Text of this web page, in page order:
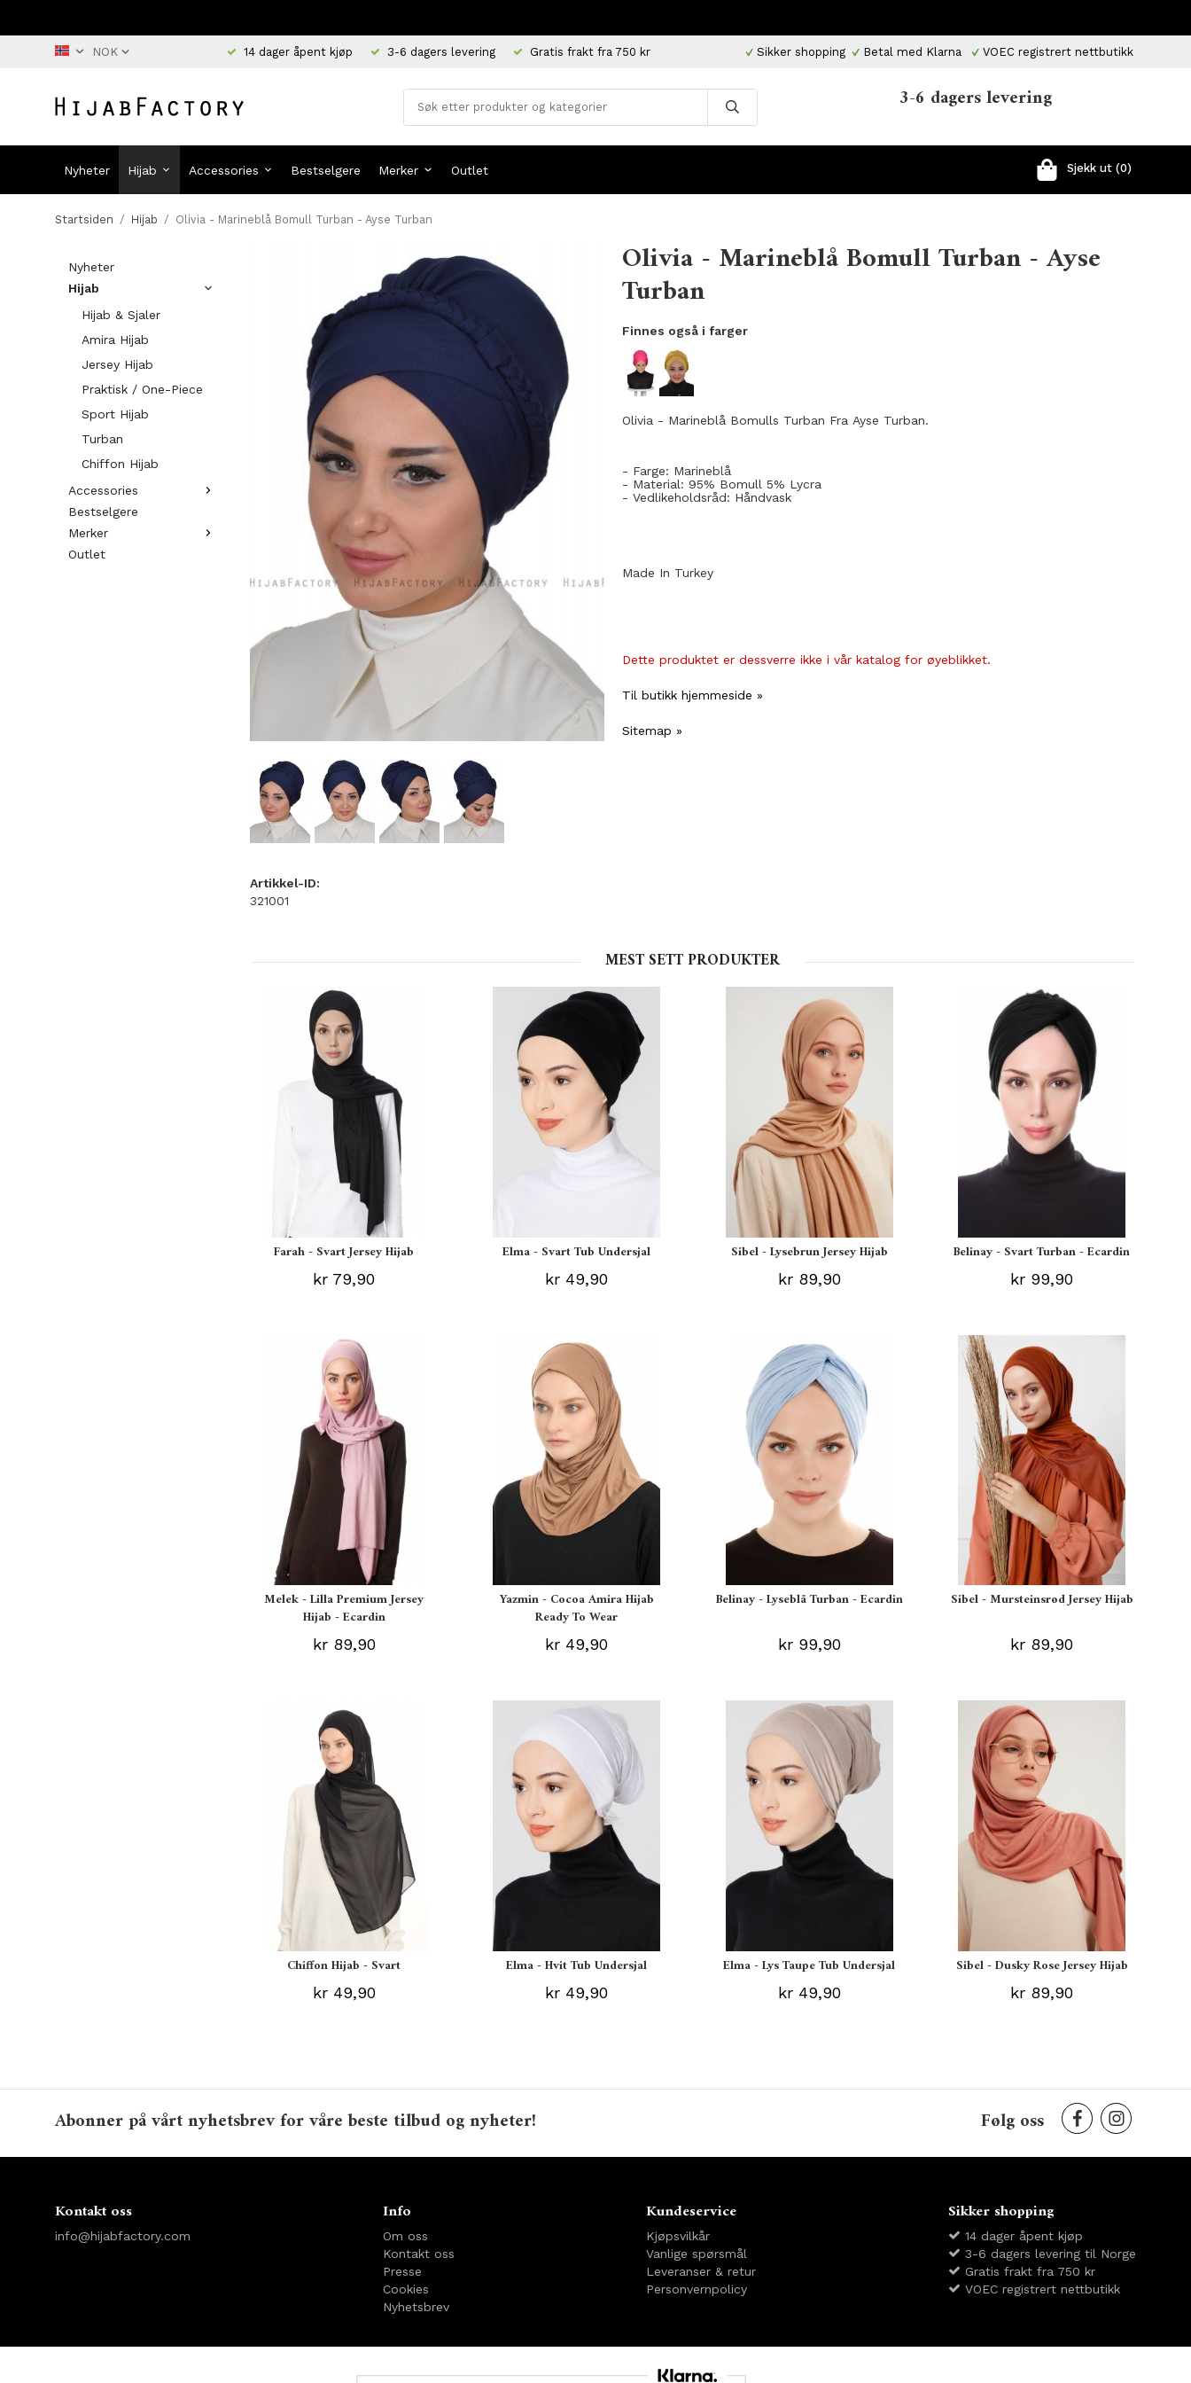
14 dager åpent kjøp 3-6 dagers levering Gratis frakt fra 750 kr Sikker shopping Betal med Klarna VOEC registrert nettbutikk
3-6 dagers levering
Nyheter Hijab Accessories Bestselgere Merker Outlet Sjekk ut (0)
Startsiden / Hijab / Olivia - Marineblå Bomull Turban - Ayse Turban
Nyheter
Hijab
Hijab & Sjaler
Amira Hijab
Jersey Hijab
Praktisk / One-Piece
Sport Hijab
Turban
Chiffon Hijab
Accessories
Bestselgere
Merker
Outlet
Olivia - Marineblå Bomull Turban - Ayse
Turban
Finnes også i farger
Olivia - Marineblå Bomulls Turban Fra Ayse Turban.
- Farge: Marineblå
- Material: 95% Bomull 5% Lycra
- Vedlikeholdsråd: Håndvask
Made In Turkey
Dette produktet er dessverre ikke i vår katalog for øyeblikket.
Til butikk hjemmeside »
Sitemap »
Artikkel-ID:
321001
MEST SETT PRODUKTER
Farah - Svart Jersey Hijab
kr 79,90
Elma - Svart Tub Undersjal
kr 49,90
Sibel - Lysebrun Jersey Hijab
kr 89,90
Belinay - Svart Turban - Ecardin
kr 99,90
Melek - Lilla Premium Jersey
Hijab - Ecardin
kr 89,90
Yazmin - Cocoa Amira Hijab
Ready To Wear
kr 49,90
Belinay - Lyseblå Turban - Ecardin
kr 99,90
Sibel - Mursteinsrød Jersey Hijab
kr 89,90
Chiffon Hijab - Svart
kr 49,90
Elma - Hvit Tub Undersjal
kr 49,90
Elma - Lys Taupe Tub Undersjal
kr 49,90
Sibel - Dusky Rose Jersey Hijab
kr 89,90
Abonner på vårt nyhetsbrev for våre beste tilbud og nyheter! Følg oss
Kontakt oss
info@hijabfactory.com
Info
Om oss
Kontakt oss
Presse
Cookies
Nyhetsbrev
Kundeservice
Kjøpsvilkår
Vanlige spørsmål
Leveranser & retur
Personvernpolicy
Sikker shopping
14 dager åpent kjøp
3-6 dagers levering til Norge
Gratis frakt fra 750 kr
VOEC registrert nettbutikk